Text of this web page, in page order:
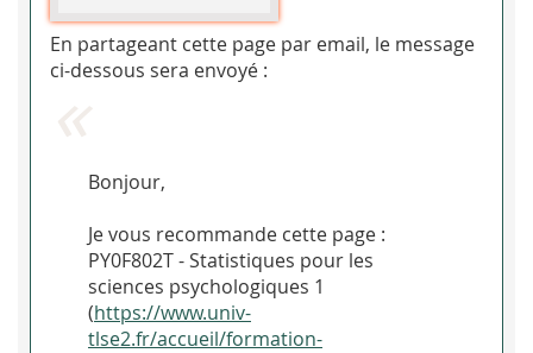
En partageant cette page par email, le message
ci-dessous sera envoyé :
Bonjour,
Je vous recommande cette page :
PY0F802T - Statistiques pour les
sciences psychologiques 1
(https://www.univ-
tlse2.fr/accueil/formation-